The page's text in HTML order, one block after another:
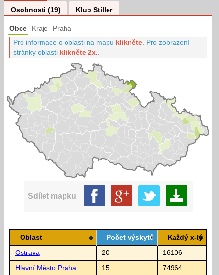
Osobnosti (19)
Klub Stiller
Obce Kraje Praha
Pro informace o oblasti na mapu klikněte Pro zobrazení
stránky oblasti klikněte 2x.
Sdílet mapku
Oblast Počet výskytů Každý x-tý
Ostrava 20 16106
Hlavní Město Praha 15 74964